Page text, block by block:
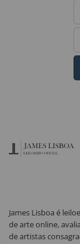
James Lisboa é
de arte online,
de artistas